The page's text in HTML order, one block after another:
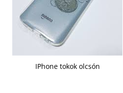
IPhone tokok olcsón